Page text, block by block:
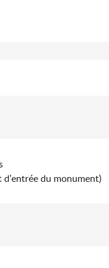
d'entrée du monument)